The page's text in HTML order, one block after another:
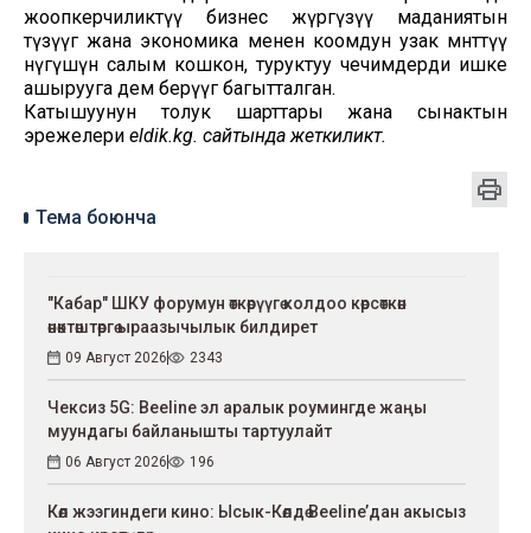
жоопкерчиликтүү бизнес жүргүзүү маданиятын
түзүүгө жана экономика менен коомдун узак мөөнөттүү
өнүгүшүнө салым кошкон, туруктуу чечимдерди ишке
ашырууга дем берүүгө багытталган.
Катышуунун толук шарттары жана сынактын
эрежелери eldik.kg. сайтында жеткиликтүү.
Тема боюнча
"Кабар" ШКУ форумун өткөрүүгө колдоо көрсөткөн
өнөктөштөргө ыраазычылык билдирет
09 Август 2026 2343
Чексиз 5G: Beeline эл аралык роумингде жаңы
муундагы байланышты тартуулайт
06 Август 2026 196
Көл жээгиндеги кино: Ысык-Көлдө Beeline’дан акысыз